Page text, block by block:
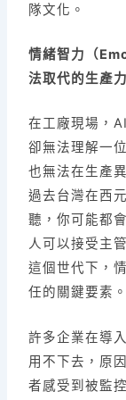
隊文化。
情緒智力（
法取代的生產力
在工廠現場，
卻無法理解一
也無法在生產
過去台灣在西
聽，你可能都
人可以接受主
這個世代下，
任的關鍵要素。
許多企業在導
用不下去，原
者感受到被監